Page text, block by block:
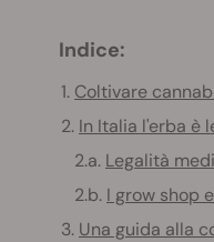
Indice:
1. Coltivare
2. In Italia l'erba è
2.a. Legalità
2.b. I grow shop
3. Una guida alla